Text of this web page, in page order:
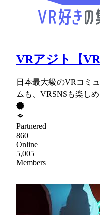
VRアジト【
日本最大級のVRコミ
ムも、VRSNSも楽し
Partnered
860
Online
5,005
Members